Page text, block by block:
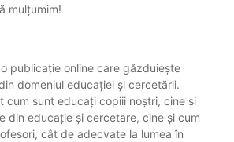
mulțumim!
publicație online care găzduiește
domeniul educației și cercetării.
cum sunt educați copiii noștri, cine și
din educație și cercetare, cine și cum
cât de adecvate la lumea în